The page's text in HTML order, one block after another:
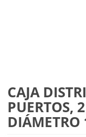
CAJA
PUERTOS,
DIÁMETRO